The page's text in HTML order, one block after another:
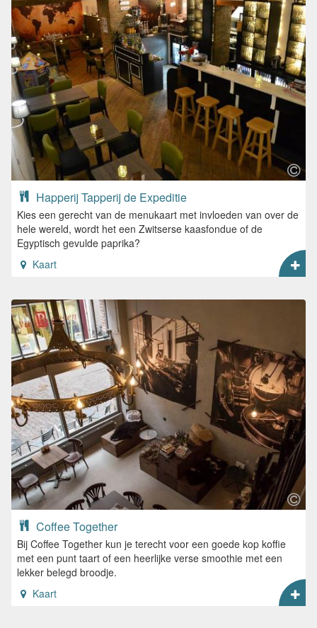
Happerij Tapperij de Expeditie
Kies een gerecht van de menukaart met invloeden van over de
hele wereld, wordt het een Zwitserse kaasfondue of de
Egyptisch gevulde paprika?
Kaart
Coffee Together
Bij Coffee Together kun je terecht voor een goede kop koffie
met een punt taart of een heerlijke verse smoothie met een
lekker belegd broodje.
Kaart